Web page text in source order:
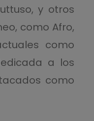
y otros
como Afro,
como
a los
como